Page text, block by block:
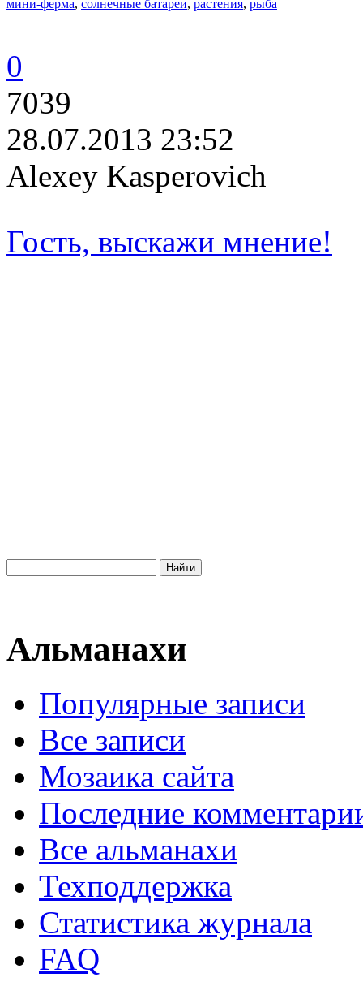
мини-ферма, солнечные батареи, растения, рыба
0
7039
28.07.2013 23:52
Alexey Kasperovich
Гость, выскажи мнение!
Альманахи
Популярные записи
Все записи
Мозаика сайта
Последние
Все альманахи
Техподдержка
Статистика журнала
FAQ